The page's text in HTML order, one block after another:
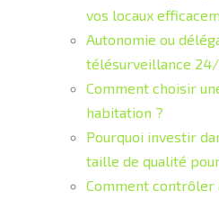
vos locaux
Autonomie ou
télésurveillance
Comment choisir
habitation ?
Pourquoi investir
taille de qualité
Comment contrôler